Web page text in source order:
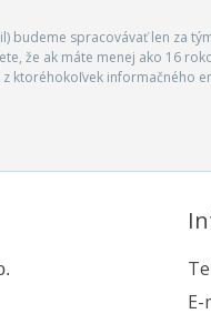
budeme spracovávať len za
že ak máte menej ako 16
ktoréhokoľvek informačného
E-